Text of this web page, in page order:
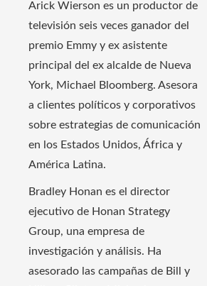
Arick Wierson es un productor de
televisión seis veces ganador del
premio Emmy y ex asistente
principal del ex alcalde de Nueva
York, Michael Bloomberg. Asesora
a clientes políticos y corporativos
sobre estrategias de comunicación
en los Estados Unidos, África y
América Latina.
Bradley Honan es el director
ejecutivo de Honan Strategy
Group, una empresa de
investigación y análisis. Ha
asesorado las campañas de Bill y